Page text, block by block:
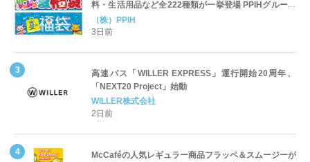
料・生活用品など全222種類が一挙登場 PPIHグループ
「夏福袋」＆セール 8月6日(木)より順次スタート
（株）PPIH
3日前
高速バス「WILLER EXPRESS」運行開始20周年、
「NEXT20 Project」始動
WILLER株式会社
2日前
McCaféの人気レギュラー商品フラッペ＆スムージーが